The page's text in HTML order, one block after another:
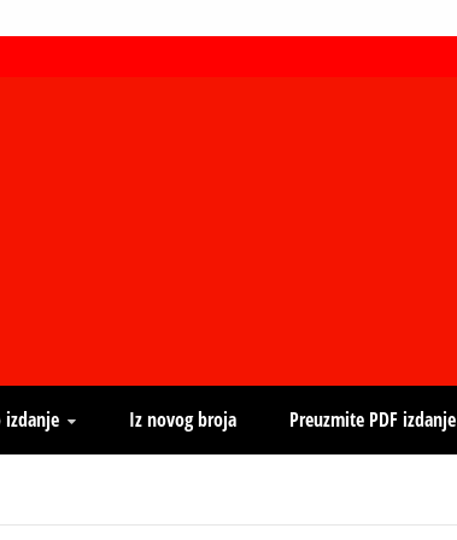
izdanje Iz novog broja Preuzmite PDF izdanje